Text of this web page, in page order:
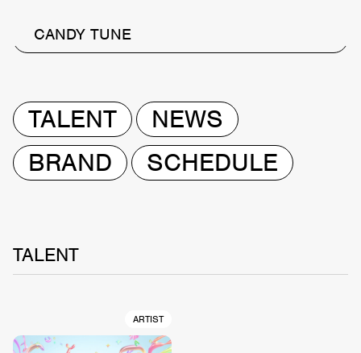
CANDY TUNE
TALENT
NEWS
BRAND
SCHEDULE
TALENT
ARTIST